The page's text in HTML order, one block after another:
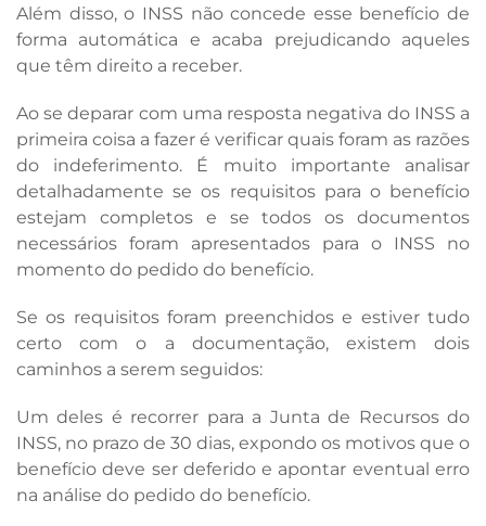
Além disso, o INSS não concede esse benefício de
forma automática e acaba prejudicando aqueles
que têm direito a receber.
Ao se deparar com uma resposta negativa do INSS a
primeira coisa a fazer é verificar quais foram as razões
do indeferimento. É muito importante analisar
detalhadamente se os requisitos para o benefício
estejam completos e se todos os documentos
necessários foram apresentados para o INSS no
momento do pedido do benefício.
Se os requisitos foram preenchidos e estiver tudo
certo com o a documentação, existem dois
caminhos a serem seguidos:
Um deles é recorrer para a Junta de Recursos do
INSS, no prazo de 30 dias, expondo os motivos que o
benefício deve ser deferido e apontar eventual erro
na análise do pedido do benefício.